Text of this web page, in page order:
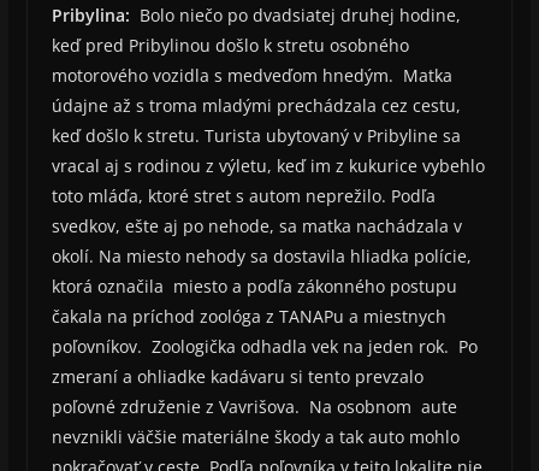
Pribylina: Bolo niečo po dvadsiatej druhej hodine,
keď pred Pribylinou došlo k stretu osobného
motorového vozidla s medveďom hnedým. Matka
údajne až s troma mladými prechádzala cez cestu,
keď došlo k stretu. Turista ubytovaný v Pribyline sa
vracal aj s rodinou z výletu, keď im z kukurice vybehlo
toto mláďa, ktoré stret s autom neprežilo. Podľa
svedkov, ešte aj po nehode, sa matka nachádzala v
okolí. Na miesto nehody sa dostavila hliadka polície,
ktorá označila miesto a podľa zákonného postupu
čakala na príchod zoológa z TANAPu a miestnych
poľovníkov. Zoologička odhadla vek na jeden rok. Po
zmeraní a ohliadke kadávaru si tento prevzalo
poľovné združenie z Vavrišova. Na osobnom aute
nevznikli väčšie materiálne škody a tak auto mohlo